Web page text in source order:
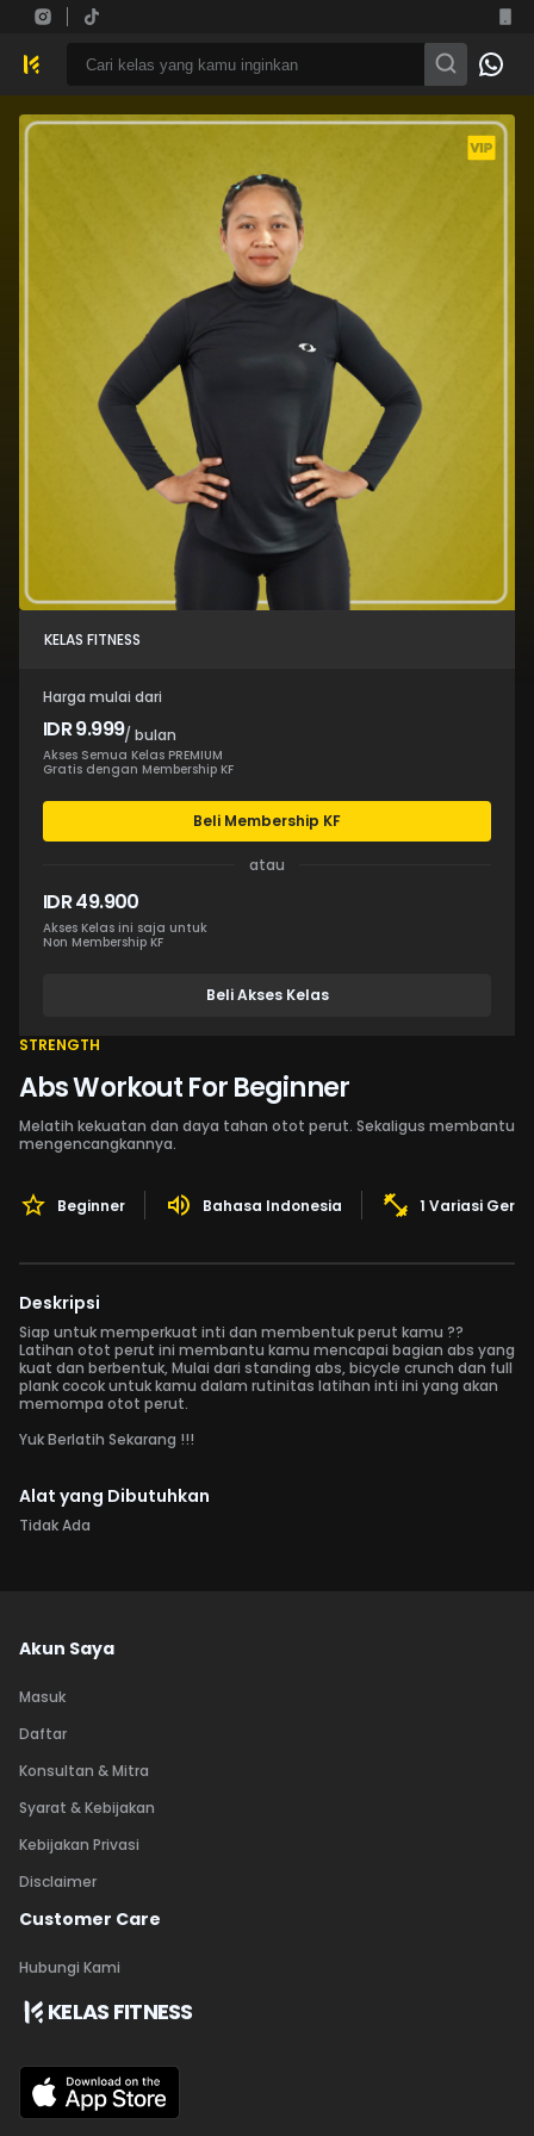
KELAS FITNESS
Harga mulai dari
IDR 9.999/ bulan
Akses Semua Kelas PREMIUM
Gratis dengan Membership KF
Beli Membership KF
atau
IDR 49.900
Akses Kelas ini saja untuk
Non Membership KF
Beli Akses Kelas
STRENGTH
Abs Workout For Beginner
Melatih kekuatan dan daya tahan otot perut. Sekaligus membantu
mengencangkannya.
Beginner Bahasa Indonesia 1 Variasi
Deskripsi
Siap untuk memperkuat inti dan membentuk perut kamu ??
Latihan otot perut ini membantu kamu mencapai bagian abs yang
kuat dan berbentuk, Mulai dari standing abs, bicycle crunch dan full
plank cocok untuk kamu dalam rutinitas latihan inti ini yang akan
memompa otot perut.
Yuk Berlatih Sekarang !!!
Alat yang Dibutuhkan
Tidak Ada
Akun Saya
Masuk
Daftar
Konsultan & Mitra
Syarat & Kebijakan
Kebijakan Privasi
Disclaimer
Customer Care
Hubungi Kami
KELAS FITNESS